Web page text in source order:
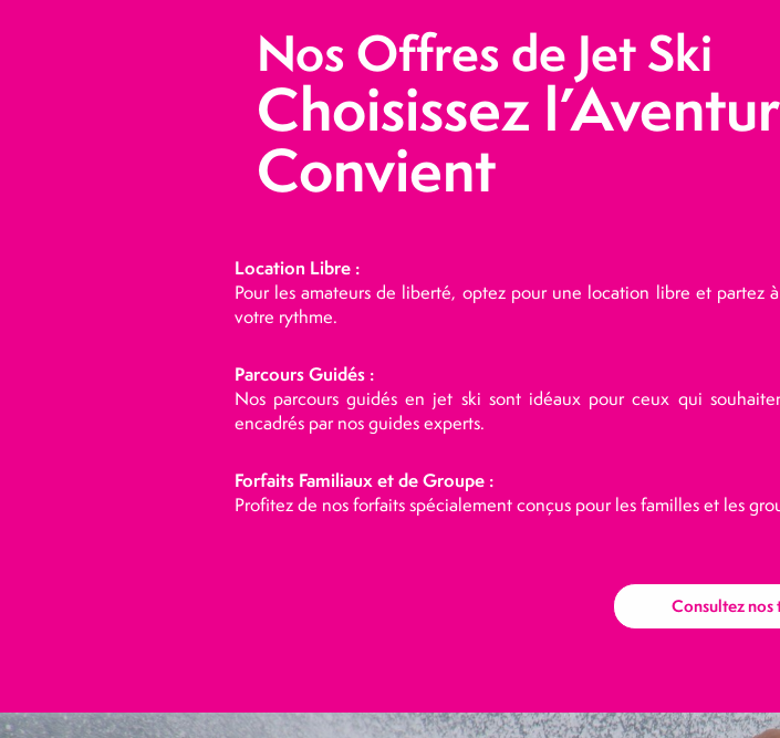
Nos Offres de Jet Ski
Choisissez
Convient
Location Libre :
Pour les amateurs de liberté, optez pour une location libre et
votre rythme.
Parcours Guidés :
Nos parcours guidés en jet ski sont idéaux pour ceux qui
encadrés par nos guides experts.
Forfaits Familiaux et de Groupe :
Profitez de nos forfaits spécialement conçus pour les familles et les
Consultez nos